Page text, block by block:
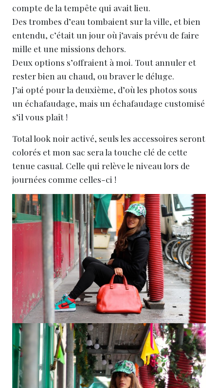
compte de la tempête qui avait lieu.
Des trombes d’eau tombaient sur la ville, et bien
entendu, c’était un jour où j’avais prévu de faire
mille et une missions dehors.
Deux options s’offraient à moi. Tout annuler et
rester bien au chaud, ou braver le déluge.
J’ai opté pour la deuxième, d’où les photos sous
un échafaudage, mais un échafaudage customisé
s’il vous plaît !
Total look noir activé, seuls les accessoires seront
colorés et mon sac sera la touche clé de cette
tenue casual. Celle qui relève le niveau lors de
journées comme celles-ci !